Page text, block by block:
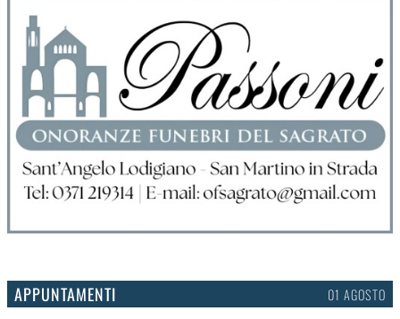
APPUNTAMENTI 01 AGOSTO